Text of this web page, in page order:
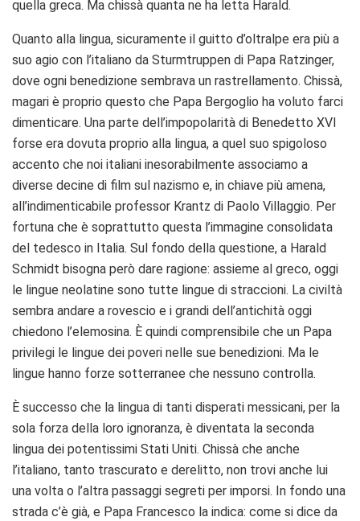
quella greca. Ma chissà quanta ne ha letta Harald.
Quanto alla lingua, sicuramente il guitto d’oltralpe era più a
suo agio con l’italiano da Sturmtruppen di Papa Ratzinger,
dove ogni benedizione sembrava un rastrellamento. Chissà,
magari è proprio questo che Papa Bergoglio ha voluto farci
dimenticare. Una parte dell’impopolarità di Benedetto XVI
forse era dovuta proprio alla lingua, a quel suo spigoloso
accento che noi italiani inesorabilmente associamo a
diverse decine di film sul nazismo e, in chiave più amena,
all’indimenticabile professor Krantz di Paolo Villaggio. Per
fortuna che è soprattutto questa l’immagine consolidata
del tedesco in Italia. Sul fondo della questione, a Harald
Schmidt bisogna però dare ragione: assieme al greco, oggi
le lingue neolatine sono tutte lingue di straccioni. La civiltà
sembra andare a rovescio e i grandi dell’antichità oggi
chiedono l’elemosina. È quindi comprensibile che un Papa
privilegi le lingue dei poveri nelle sue benedizioni. Ma le
lingue hanno forze sotterranee che nessuno controlla.
È successo che la lingua di tanti disperati messicani, per la
sola forza della loro ignoranza, è diventata la seconda
lingua dei potentissimi Stati Uniti. Chissà che anche
l’italiano, tanto trascurato e derelitto, non trovi anche lui
una volta o l’altra passaggi segreti per imporsi. In fondo una
strada c’è già, e Papa Francesco la indica: come si dice da